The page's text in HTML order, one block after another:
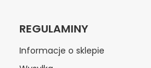
REGULAMINY
Informacje o sklepie